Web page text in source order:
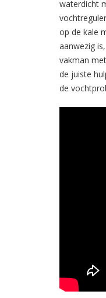
waterdicht
op de kale
aanwezig
vakman
de juiste
de